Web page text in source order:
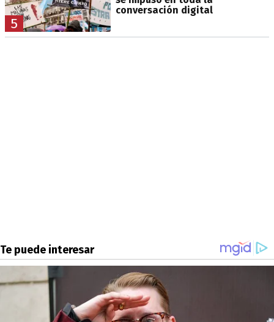
5
conversación digital